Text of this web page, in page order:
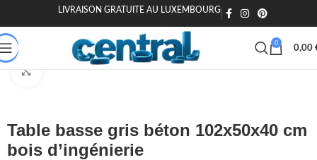
LIVRAISON GRATUITE AU LUXEMBOURG
0
0,00
Accueil Maison & Jardin Meuble Tables Tables basses
Table basse gris béton 102x50x40 cm
bois d’ingénierie
🎁 20€ offerts dès 200€ - Code : MOIEN20🏷️ 15€ dès 120€ -